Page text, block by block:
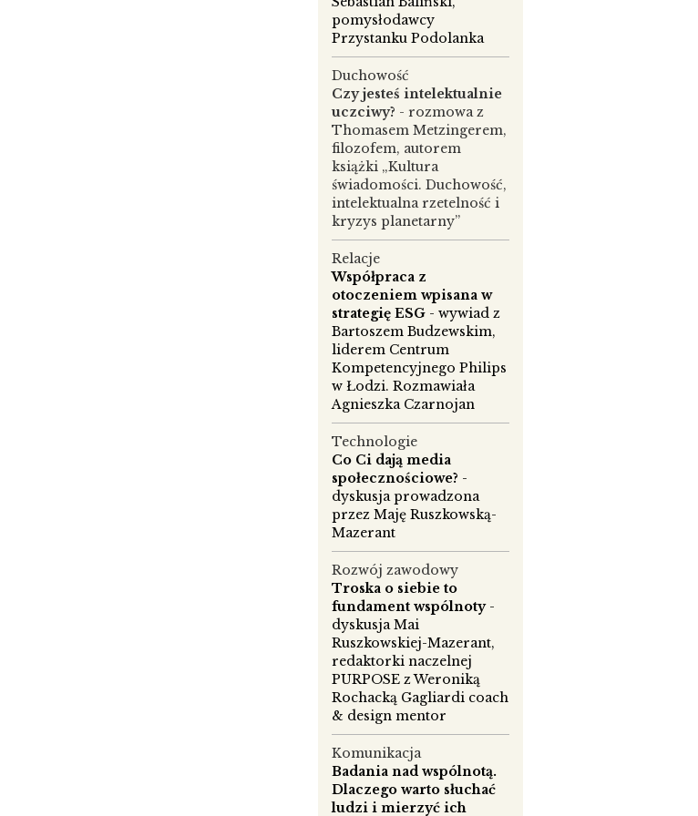
pomysłodawcy
Przystanku Podolanka
Duchowość
Czy jesteś intelektualnie
uczciwy? - rozmowa z
Thomasem Metzingerem,
filozofem, autorem
książki „Kultura
świadomości. Duchowość,
intelektualna rzetelność i
kryzys planetarny”
Relacje
Współpraca z
otoczeniem wpisana w
strategię ESG - wywiad z
Bartoszem Budzewskim,
liderem Centrum
Kompetencyjnego Philips
w Łodzi. Rozmawiała
Agnieszka Czarnojan
Technologie
Co Ci dają media
społecznościowe? -
dyskusja prowadzona
przez Maję Ruszkowską-
Mazerant
Rozwój zawodowy
Troska o siebie to
fundament wspólnoty-
dyskusja Mai
Ruszkowskiej-Mazerant,
redaktorki naczelnej
PURPOSE z Weroniką
Rochacką Gagliardi coach
& design mentor
Komunikacja
Badania nad wspólnotą.
Dlaczego warto słuchać
ludzi i mierzyć ich